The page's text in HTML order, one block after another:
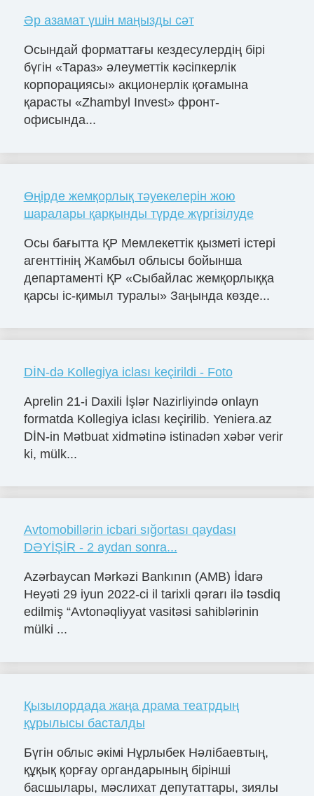
Әр азамат үшін маңызды сәт
Осындай форматтағы кездесулердің бірі
бүгін «Тараз» әлеуметтік кәсіпкерлік
корпорациясы» акционерлік қоғамына
қарасты «Zhambyl Invest» фронт-
офисында...
Өңірде жемқорлық тәуекелерін жою
шаралары қарқынды түрде жүргізілуде
Осы бағытта ҚР Мемлекеттік қызметі істері
агенттінің Жамбыл облысы бойынша
департаменті ҚР «Сыбайлас жемқорлыққа
қарсы іс-қимыл туралы» Заңында көзде...
DİN-də Kollegiya iclası keçirildi - Foto
Aprelin 21-i Daxili İşlər Nazirliyində onlayn
formatda Kollegiya iclası keçirilib. Yeniera.az
DİN-in Mətbuat xidmətinə istinadən xəbər verir
ki, mülk...
Avtomobillərin icbari sığortası qaydası
DƏYİŞİR - 2 aydan sonra...
Azərbaycan Mərkəzi Bankının (AMB) İdarə
Heyəti 29 iyun 2022-ci il tarixli qərarı ilə təsdiq
edilmiş “Avtonəqliyyat vasitəsi sahiblərinin
mülki ...
Қызылордада жаңа драма театрдың
құрылысы басталды
Бүгін облыс әкімі Нұрлыбек Нәлібаевтың,
құқық қорғау органдарының бірінші
басшылары, мәслихат депутаттары, зиялы